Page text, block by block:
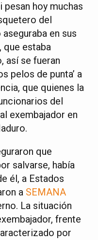
hoy muchas
del
en sus
que estaba
así se fueran
pelos de punta’ a
que quienes la
del
exembajador en
que
salvarse, había
él, a Estados
a SEMANA
La situación
frente
por